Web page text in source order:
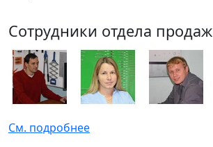
Сотрудники отдела продаж
См. подробнее